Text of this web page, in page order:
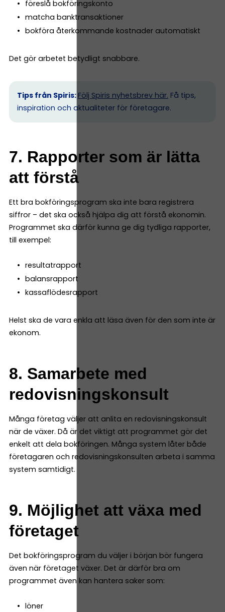
föreslå bokföringskonto
matcha banktransaktioner
bokföra återkommande kostnader automatiskt
Det gör arbetet betydligt snabbare.
Tips från Spiris: Följ Spiris nyhetsbrev här. Få tips,
inspiration och aktualiteter för företagare.
7. Rapporter som är lätta
att förstå
Ett bra bokföringsprogram ska inte bara registrera
siffror – det ska också hjälpa dig att förstå ekonomin.
Programmet ska därför kunna ge dig tydliga rapporter,
till exempel:
resultatrapport
balansrapport
kassaflödesrapport
Helst ska de vara enkla att läsa även för den som inte är
ekonom.
8. Samarbete med
redovisningskonsult
Många företag väljer att anlita en redovisningskonsult
när de växer. Då är det viktigt att programmet gör det
enkelt att dela bokföringen. Många system låter både
företagaren och redovisningskonsulten arbeta i samma
system samtidigt.
9. Möjlighet att växa med
företaget
Det bokföringsprogram du väljer i början bör fungera
även när företaget växer. Det är därför bra om
programmet även kan hantera saker som:
löner